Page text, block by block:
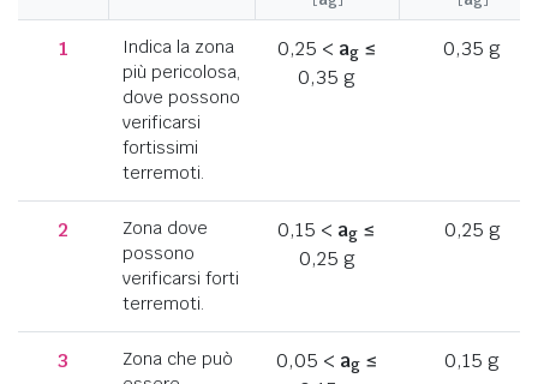
1
Indica la zona
più pericolosa,
dove possono
verificarsi
fortissimi
terremoti.
0,25 < ag≤
0,35 g
0,35 g
2
Zona dove
possono
verificarsi forti
terremoti.
0,15 < ag ≤
0,25 g
0,25 g
3
Zona che può
0,05 < ag≤
0,15 g